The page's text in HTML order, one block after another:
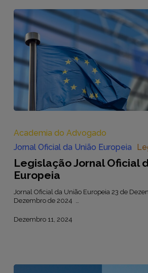
Oficial
União
Europeia
Academia do Advogado
Jornal Oficial da União Europeia
Legislação Jornal Oficial
Europeia
Jornal Oficial da União Europeia 23 de
Dezembro de 2024 …
Dezembro 11, 2024